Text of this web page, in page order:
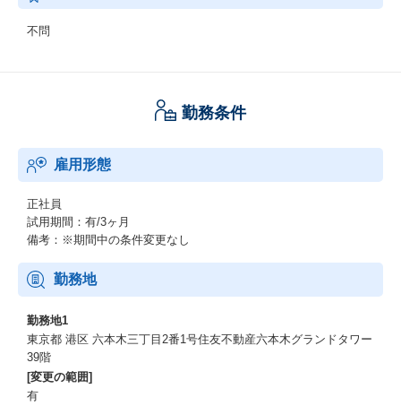
不問
勤務条件
雇用形態
正社員
試用期間：有/3ヶ月
備考：※期間中の条件変更なし
勤務地
勤務地1
東京都 港区 六本木三丁目2番1号住友不動産六本木グランドタワー
39階
[変更の範囲]
有